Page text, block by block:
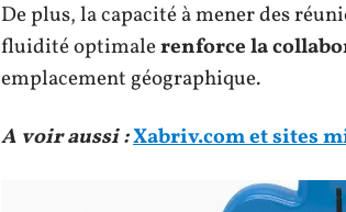
De plus, la capacité à mener des
fluidité optimalerenforce la
emplacement géographique.
A voir aussi :Xabriv.com et sites